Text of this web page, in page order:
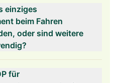
einziges
beim Fahren
oder sind weitere
für